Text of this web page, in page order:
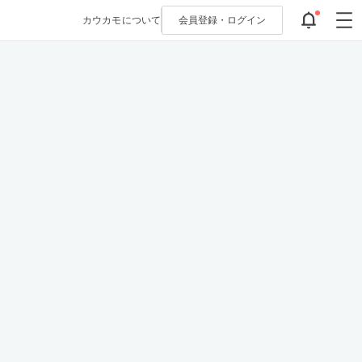
カウカモについて 会員登録・ ログイン